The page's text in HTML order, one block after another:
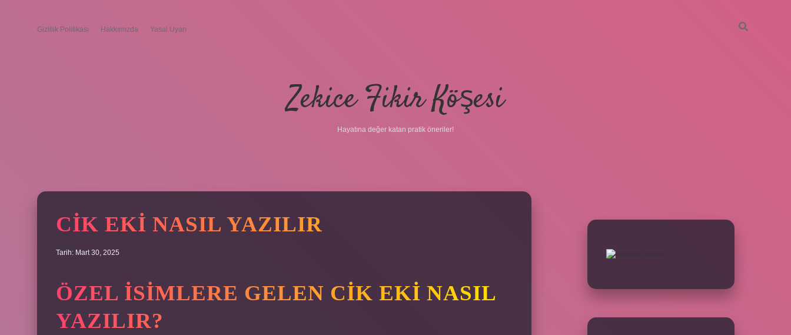
Gizlilik Politikası Hakkımızda Yasal Uyarı
Zekice Fikir Köşesi
Hayatına değer katan pratik öneriler!
CIK EKI NASIL YAZILIR
Tarih: Mart 30, 2025
ÖZEL ISIMLERE GELEN CIK EKI NASIL
YAZILIR?